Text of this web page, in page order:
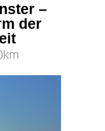
–
der